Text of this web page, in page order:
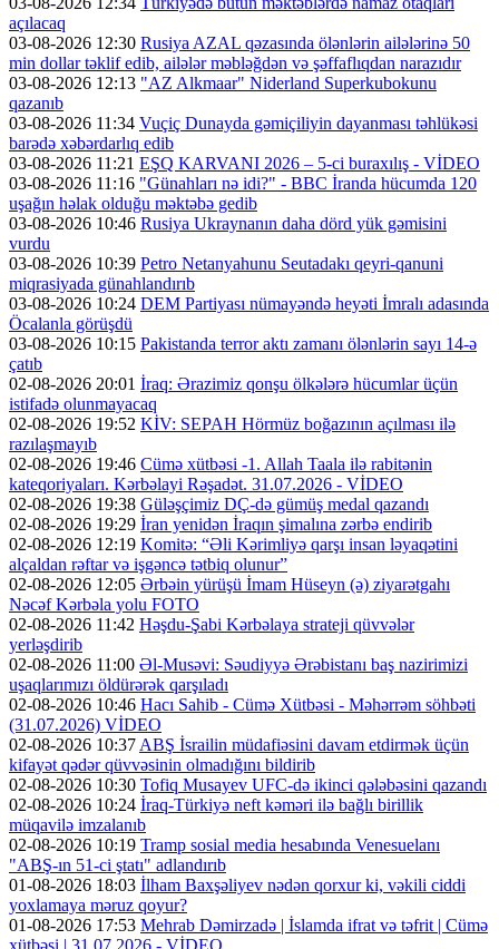
açılacaq
03-08-2026 12:30 Rusiya AZAL qəzasında ölənlərin ailələrinə 50
min dollar təklif edib, ailələr məbləğdən və şəffaflıqdan narazıdır
03-08-2026 12:13 "AZ Alkmaar" Niderland Superkubokunu
qazanıb
03-08-2026 11:34 Vuçiç Dunayda gəmiçiliyin dayanması təhlükəsi
barədə xəbərdarlıq edib
03-08-2026 11:21 EŞQ KARVANI 2026 – 5-ci buraxılış - VİDEO
03-08-2026 11:16 "Günahları nə idi?" - BBC İranda hücumda 120
uşağın həlak olduğu məktəbə gedib
03-08-2026 10:46 Rusiya Ukraynanın daha dörd yük gəmisini
vurdu
03-08-2026 10:39 Petro Netanyahunu Seutadakı qeyri-qanuni
miqrasiyada günahlandırıb
03-08-2026 10:24 DEM Partiyası nümayəndə heyəti İmralı adasında
Öcalanla görüşdü
03-08-2026 10:15 Pakistanda terror aktı zamanı ölənlərin sayı 14-ə
çatıb
02-08-2026 20:01 İraq: Ərazimiz qonşu ölkələrə hücumlar üçün
istifadə olunmayacaq
02-08-2026 19:52 KİV: SEPAH Hörmüz boğazının açılması ilə
razılaşmayıb
02-08-2026 19:46 Cümə xütbəsi -1. Allah Taala ilə rabitənin
kateqoriyaları. Kərbəlayi Rəşadət. 31.07.2026 - VİDEO
02-08-2026 19:38 Güləşçimiz DÇ-də gümüş medal qazandı
02-08-2026 19:29 İran yenidən İraqın şimalına zərbə endirib
02-08-2026 12:19 Komitə: “Əli Kərimliyə qarşı insan ləyaqətini
alçaldan rəftar və işgəncə tətbiq olunur”
02-08-2026 12:05 Ərbəin yürüşü İmam Hüseyn (ə) ziyarətgahı
Nəcəf Kərbəla yolu FOTO
02-08-2026 11:42 Həşdu-Şabi Kərbəlaya strateji qüvvələr
yerləşdirib
02-08-2026 11:00 Əl-Musəvi: Səudiyyə Ərəbistanı baş nazirimizi
uşaqlarımızı öldürərək qarşıladı
02-08-2026 10:46 Hacı Sahib - Cümə Xütbəsi - Məhərrəm söhbəti
(31.07.2026) VİDEO
02-08-2026 10:37 ABŞ İsrailin müdafiəsini davam etdirmək üçün
kifayət qədər qüvvəsinin olmadığını bildirib
02-08-2026 10:30 Tofiq Musayev UFC-də ikinci qələbəsini qazandı
02-08-2026 10:24 İraq-Türkiyə neft kəməri ilə bağlı birillik
müqavilə imzalanıb
02-08-2026 10:19 Tramp sosial media hesabında Venesuelanı
"ABŞ-ın 51-ci ştatı" adlandırıb
01-08-2026 18:03 İlham Baxşəliyev nədən qorxur ki, vəkili ciddi
yoxlamaya məruz qoyur?
01-08-2026 17:53 Mehrab Dəmirzadə | İslamda ifrat və təfrit | Cümə
xütbəsi | 31.07.2026 - VİDEO